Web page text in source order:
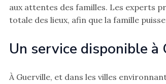
aux attentes des familles. Les experts
totale des lieux, afin que la famille
Un service disponible à
À Guerville, et dans les villes